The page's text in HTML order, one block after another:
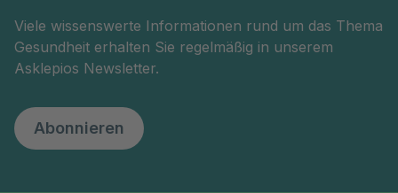
Viele wissenswerte Informationen rund um das Thema
Gesundheit erhalten Sie regelmäßig in unserem
Asklepios Newsletter.
Abonnieren